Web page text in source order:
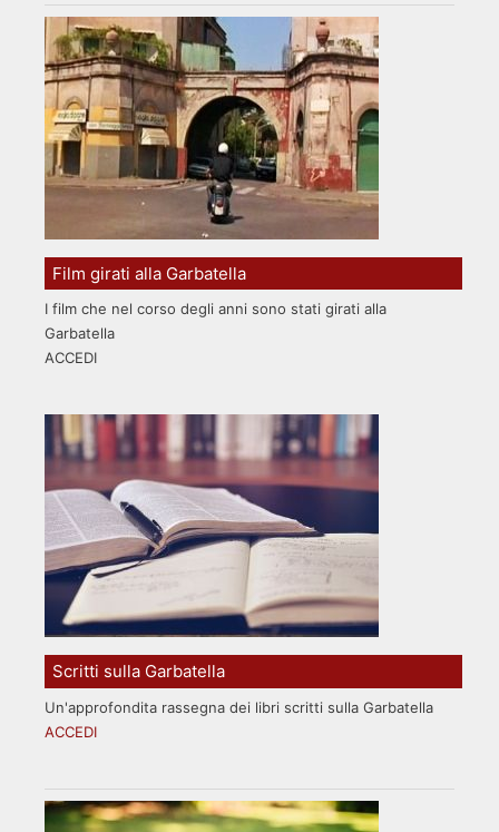
Film girati alla Garbatella
I film che nel corso degli anni sono stati girati alla
Garbatella
ACCEDI
Scritti sulla Garbatella
Un'approfondita rassegna dei libri scritti sulla Garbatella
ACCEDI